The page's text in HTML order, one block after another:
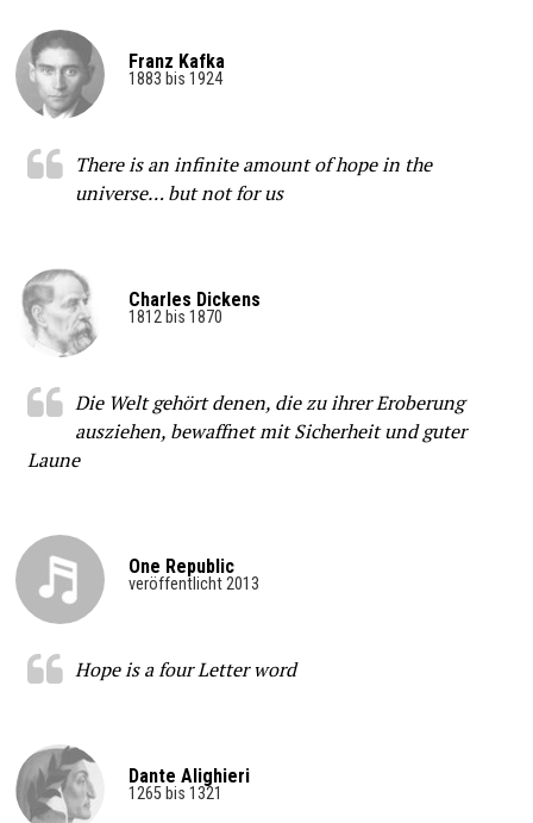
Franz Kafka
1883 bis 1924
There is an infinite amount of hope in the
universe… but not for us
Charles Dickens
1812 bis 1870
Die Welt gehört denen, die zu ihrer Eroberung
ausziehen, bewaffnet mit Sicherheit und guter
Laune
One Republic
veröffentlicht 2013
Hope is a four Letter word
Dante Alighieri
1265 bis 1321